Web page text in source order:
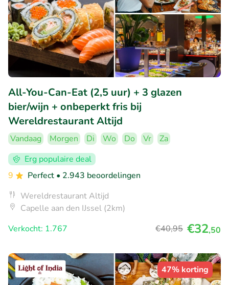
All-You-Can-Eat (2,5 uur) + 3 glazen
bier/wijn + onbeperkt fris bij
Wereldrestaurant Altijd
Vandaag Morgen Di Wo Do Vr
Za
Erg populaire deal
9
Perfect • 2.943 beoordelingen
Wereldrestaurant Altijd
Capelle aan den IJssel (2km)
Verkocht: 1.767
€40,95 €32,50
47% korting